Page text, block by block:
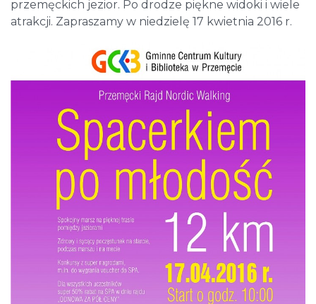
przemęckich jezior. Po drodze piękne widoki i wiele
atrakcji. Zapraszamy w niedzielę 17 kwietnia 2016 r.